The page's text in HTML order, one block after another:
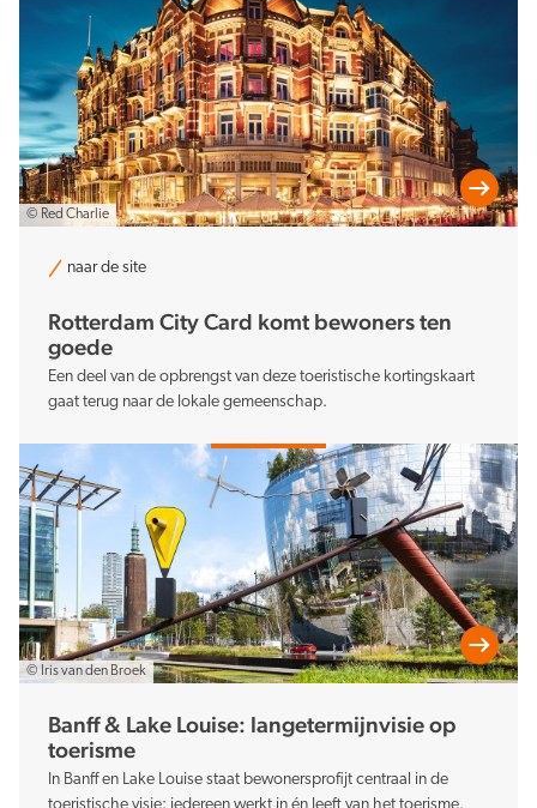
© Red Charlie
© Iris van den Broek
naar de site
Rotterdam City Card komt bewoners ten
goede
Een deel van de opbrengst van deze toeristische kortingskaart
gaat terug naar de lokale gemeenschap.
Banff & Lake Louise: langetermijnvisie op
toerisme
In Banff en Lake Louise staat bewonersprofijt centraal in de